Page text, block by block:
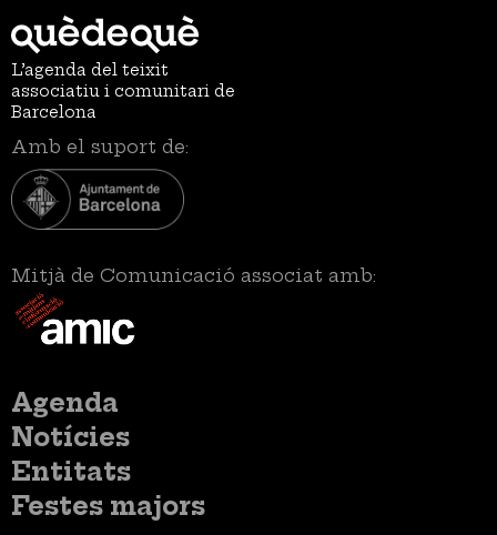
L’agenda del teixit
associatiu i comunitari de
Barcelona
Amb el suport de:
Mitjà de Comunicació associat amb:
Menú
principal
Agenda
Notícies
Entitats
Festes majors